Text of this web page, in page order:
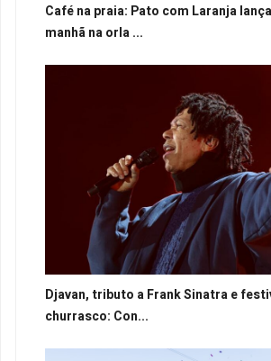
Café na praia: Pato com Laranja
manhã na orla ...
Djavan, tributo a Frank Sinatra e
churrasco: Con...